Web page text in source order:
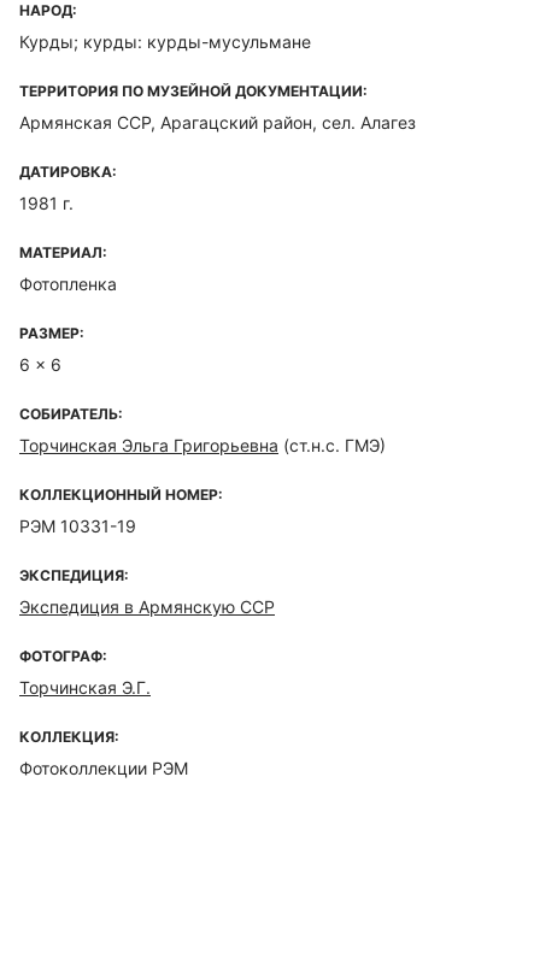
НАРОД:
Курды; курды: курды-мусульмане
ТЕРРИТОРИЯ ПО МУЗЕЙНОЙ ДОКУМЕНТАЦИИ:
Армянская ССР, Арагацский район, сел. Алагез
ДАТИРОВКА:
1981 г.
МАТЕРИАЛ:
Фотопленка
РАЗМЕР:
6 x 6
СОБИРАТЕЛЬ:
Торчинская Эльга Григорьевна (ст.н.с. ГМЭ)
КОЛЛЕКЦИОННЫЙ НОМЕР:
РЭМ 10331-19
ЭКСПЕДИЦИЯ:
Экспедиция в Армянскую ССР
ФОТОГРАФ:
Торчинская Э.Г.
КОЛЛЕКЦИЯ:
Фотоколлекции РЭМ